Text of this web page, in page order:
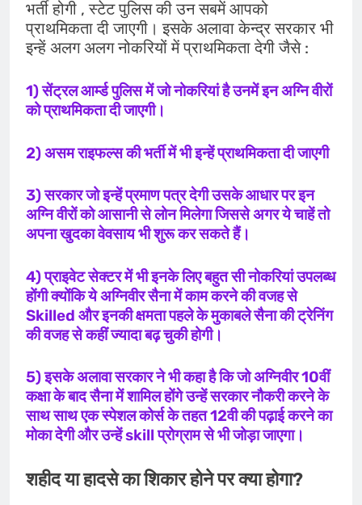
भर्ती होगी , स्टेट पुलिस की उन सबमें आपको
प्राथमिकता दी जाएगी। इसके अलावा केन्द्र सरकार भी
इन्हें अलग अलग नोकरियों में प्राथमिकता देगी जैसे :
1) सेंट्रल आर्म्ड पुलिस में जो नोकरियां है उनमें इन अग्नि वीरों
को प्राथमिकता दी जाएगी।
2) असम राइफल्स की भर्ती में भी इन्हें प्राथमिकता दी जाएगी
3) सरकार जो इन्हें प्रमाण पत्र देगी उसके आधार पर इन
अग्नि वीरों को आसानी से लोन मिलेगा जिससे अगर ये चाहें तो
अपना खुदका वेवसाय भी शुरू कर सकते हैं।
4) प्राइवेट सेक्टर में भी इनके लिए बहुत सी नोकरियां उपलब्ध
होंगी क्योंकि ये अग्निवीर सैना में काम करने की वजह से
Skilled और इनकी क्षमता पहले के मुकाबले सैना की ट्रेनिंग
की वजह से कहीं ज्यादा बढ़ चुकी होगी।
5) इसके अलावा सरकार ने भी कहा है कि जो अग्निवीर 10वीं
कक्षा के बाद सैना में शामिल होंगे उन्हें सरकार नौकरी करने के
साथ साथ एक स्पेशल कोर्स के तहत 12वी की पढ़ाई करने का
मोका देगी और उन्हें skill प्रोग्राम से भी जोड़ा जाएगा।
शहीद या हादसे का शिकार होने पर क्या होगा?